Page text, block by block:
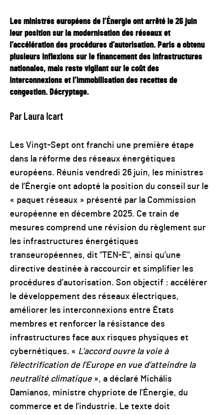
Les ministres européens de l’Énergie ont arrêté le 26 juin
leur position sur la modernisation des réseaux et
l’accélération des procédures d’autorisation. Paris a obtenu
plusieurs inflexions sur le financement des infrastructures
nationales, mais reste vigilant sur le coût des
interconnexions et l’immobilisation des recettes de
congestion. Décryptage.
Par Laura Icart
Les Vingt-Sept ont franchi une première étape
dans la réforme des réseaux énergétiques
européens. Réunis vendredi 26 juin, les ministres
de l’Énergie ont adopté la position du conseil sur le
« paquet réseaux » présenté par la Commission
européenne en décembre 2025. Ce train de
mesures comprend une révision du règlement sur
les infrastructures énergétiques
transeuropéennes, dit "TEN-E", ainsi qu’une
directive destinée à raccourcir et simplifier les
procédures d’autorisation. Son objectif : accélérer
le développement des réseaux électriques,
améliorer les interconnexions entre États
membres et renforcer la résistance des
infrastructures face aux risques physiques et
cybernétiques. « L’accord ouvre la voie à
l’électrification de l’Europe en vue d’atteindre la
neutralité climatique», a déclaré Michális
Damianos, ministre chypriote de l’Énergie, du
commerce et de l’industrie. Le texte doit